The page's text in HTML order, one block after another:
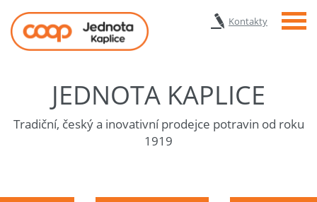
Kontakty Menu
JEDNOTA KAPLICE
Tradiční, český a inovativní prodejce potravin od roku
1919